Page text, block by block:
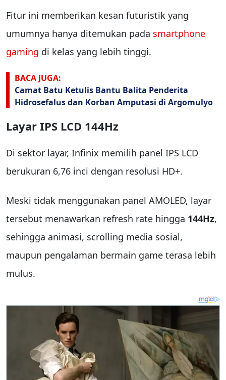
Fitur ini memberikan kesan futuristik yang
umumnya hanya ditemukan pada smartphone
gaming di kelas yang lebih tinggi.
BACA JUGA:
Camat Batu Ketulis Bantu Balita Penderita
Hidrosefalus dan Korban Amputasi di Argomulyo
Layar IPS LCD 144Hz
Di sektor layar, Infinix memilih panel IPS LCD
berukuran 6,76 inci dengan resolusi HD+.
Meski tidak menggunakan panel AMOLED, layar
tersebut menawarkan refresh rate hingga 144Hz,
sehingga animasi, scrolling media sosial,
maupun pengalaman bermain game terasa lebih
mulus.